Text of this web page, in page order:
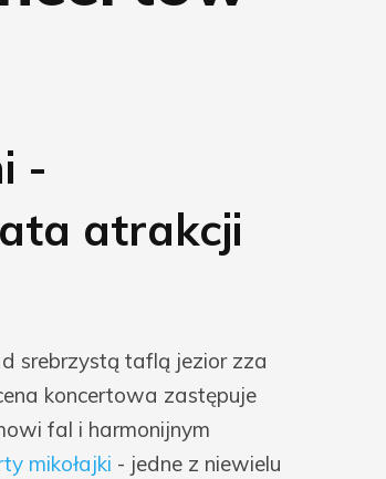
-
atrakcji
srebrzystą taflą jezior zza
koncertowa zastępuje
fal i harmonijnym
mikołajki - jedne z niewielu